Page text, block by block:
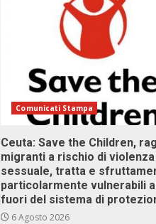
Comunicati Stampa
Ceuta: Save the Children,
migranti a rischio di violenza
sessuale, tratta e
particolarmente vulnerabili
fuori del sistema di
6 Agosto 2026